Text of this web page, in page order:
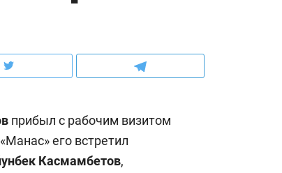
прибыл с рабочим визитом
его встретил
Касмамбетов,